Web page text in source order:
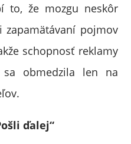
to, že mozgu neskôr
pojmov
schopnosť reklamy
sa obmedzila len na
ďalej“